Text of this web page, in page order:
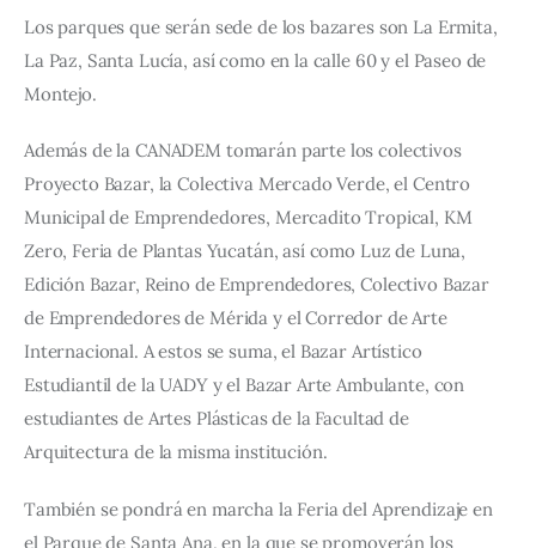
Los parques que serán sede de los bazares son La Ermita,
La Paz, Santa Lucía, así como en la calle 60 y el Paseo de
Montejo.
Además de la CANADEM tomarán parte los colectivos
Proyecto Bazar, la Colectiva Mercado Verde, el Centro
Municipal de Emprendedores, Mercadito Tropical, KM
Zero, Feria de Plantas Yucatán, así como Luz de Luna,
Edición Bazar, Reino de Emprendedores, Colectivo Bazar
de Emprendedores de Mérida y el Corredor de Arte
Internacional. A estos se suma, el Bazar Artístico
Estudiantil de la UADY y el Bazar Arte Ambulante, con
estudiantes de Artes Plásticas de la Facultad de
Arquitectura de la misma institución.
También se pondrá en marcha la Feria del Aprendizaje en
el Parque de Santa Ana, en la que se promoverán los